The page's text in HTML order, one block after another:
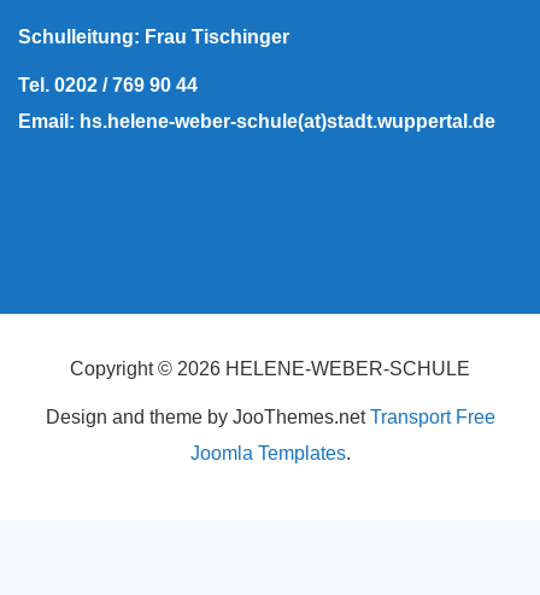
Schulleitung: Frau Tischinger
Tel. 0202 / 769 90 44
Email: hs.helene-weber-schule(at)stadt.wuppertal.de
Copyright © 2026 HELENE-WEBER-SCHULE
Design and theme by JooThemes.netTransport Free
Joomla Templates.